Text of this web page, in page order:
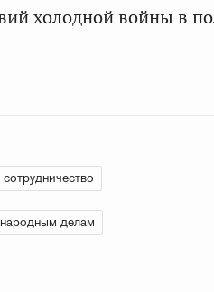
холодной войны в
делам